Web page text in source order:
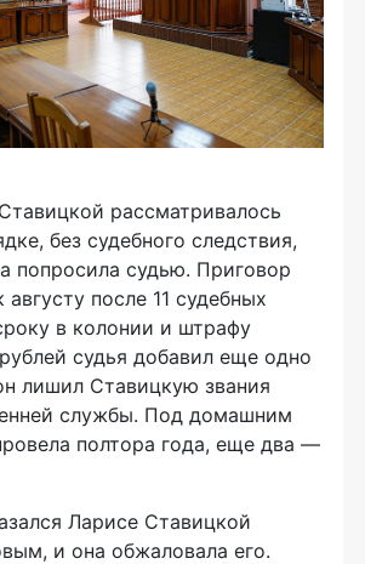
рассматривалось
без судебного следствия,
попросила судью. Приговор
после 11 судебных
в колонии и штрафу
судья добавил еще одно
лишил Ставицкую звания
службы. Под домашним
полтора года, еще два —
Ларисе Ставицкой
и она обжаловала его.